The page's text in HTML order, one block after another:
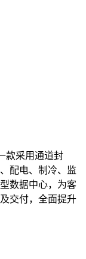
款采用通道封
配电、制冷、监
数据中心，为客
交付，全面提升